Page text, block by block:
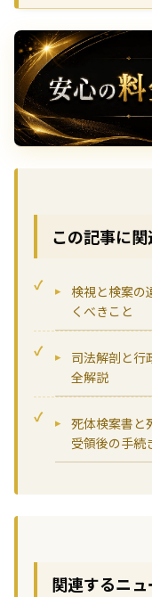
この記事に
検視と検案の
くべきこと
司法解剖と行
全解説
死体検案書と
受領後の手続
関連するニ